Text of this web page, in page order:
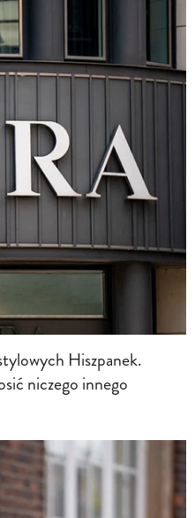
Hiszpanek.
niczego innego